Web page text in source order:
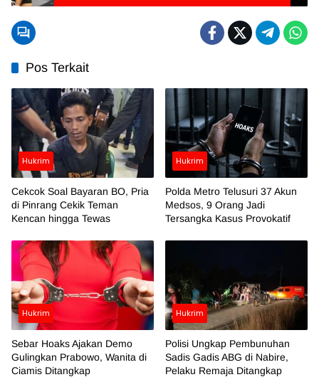
Pos Terkait
Hukrim
Cekcok Soal Bayaran BO, Pria
di Pinrang Cekik Teman
Kencan hingga Tewas
Hukrim
Polda Metro Telusuri 37 Akun
Medsos, 9 Orang Jadi
Tersangka Kasus Provokatif
Hukrim
Sebar Hoaks Ajakan Demo
Gulingkan Prabowo, Wanita di
Ciamis Ditangkap
Hukrim
Polisi Ungkap Pembunuhan
Sadis Gadis ABG di Nabire,
Pelaku Remaja Ditangkap